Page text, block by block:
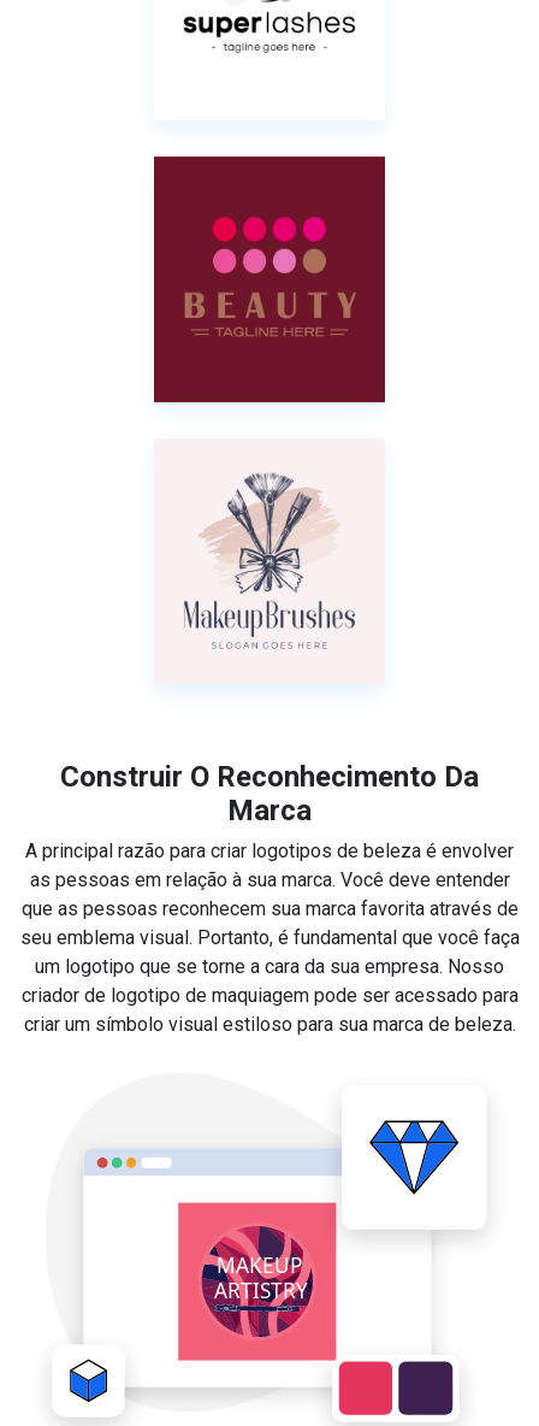
Construir O Reconhecimento Da
Marca
A principal razão para criar logotipos de beleza é envolver
as pessoas em relação à sua marca. Você deve entender
que as pessoas reconhecem sua marca favorita através de
seu emblema visual. Portanto, é fundamental que você faça
um logotipo que se torne a cara da sua empresa. Nosso
criador de logotipo de maquiagem pode ser acessado para
criar um símbolo visual estiloso para sua marca de beleza.